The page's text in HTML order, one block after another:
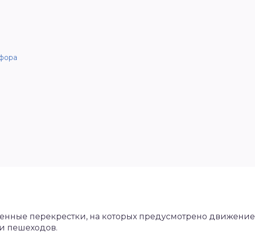
перекрестки, на которых предусмотрено движение
пешеходов.